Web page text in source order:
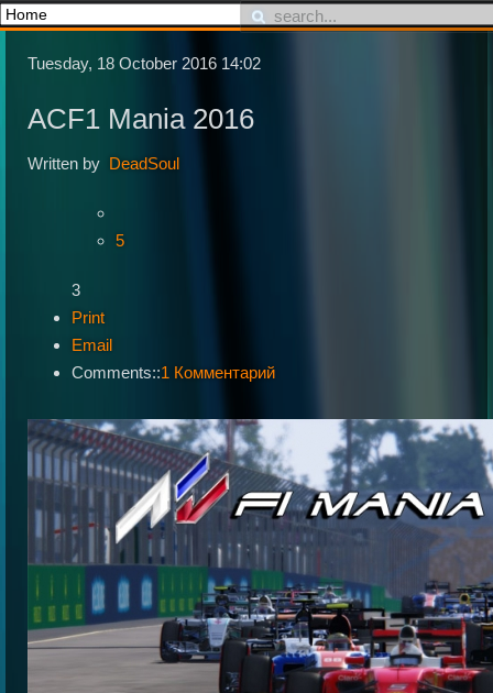
Tuesday, 18 October 2016 14:02
ACF1 Mania 2016
Written by DeadSoul
5
3
Print
Email
Comments::1 Комментарий